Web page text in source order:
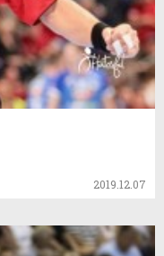
2019.12.07